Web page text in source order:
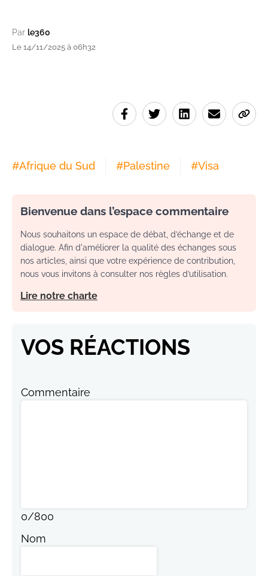
Par le360
Le 14/11/2025 à 06h32
#Afrique du Sud #Palestine #Visa
Bienvenue dans l’espace commentaire
Nous souhaitons un espace de débat, d’échange et de
dialogue. Afin d'améliorer la qualité des échanges sous
nos articles, ainsi que votre expérience de contribution,
nous vous invitons à consulter nos règles d’utilisation.
Lire notre charte
VOS RÉACTIONS
Commentaire
0/800
Nom